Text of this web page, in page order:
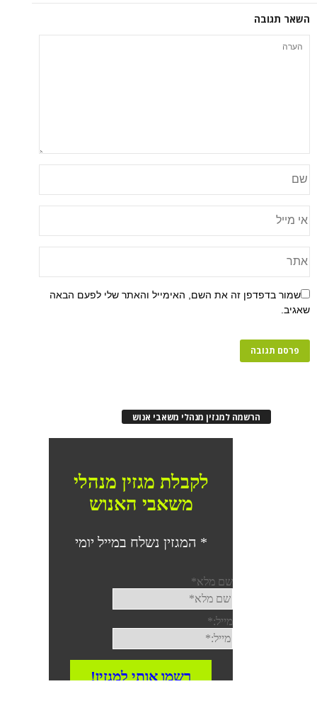
זה את השם, האימייל והאתר שלי לפעם הבאה
הרשמה למגזין מנהלי משאבי אנוש